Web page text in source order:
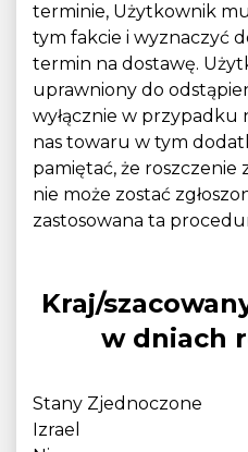
terminie, Użytkownik
tym fakcie i wyznaczyć
termin na dostawę.
uprawniony do
wyłącznie w przypadku
nas towaru w tym
pamiętać, że roszczenie
nie może zostać
zastosowana ta
Kraj/
w dniach
Stany Zjednoczone
Izrael